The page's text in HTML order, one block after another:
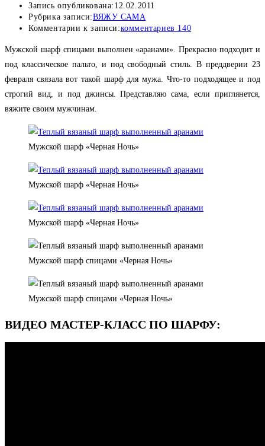
Запись опубликована: 12.02.2011
Рубрика записи:ВЯЖУ САМА
Комментарии к записи:комментариев 140
Мужской шарф спицами выполнен «аранами». Прекрасно подходит и
под классическое пальто, и под свободный стиль. В преддверии 23
февраля связала вот такой шарф для мужа. Что-то подходящее и под
строгий вид, и под джинсы. Представляю сама, если приглянется,
вяжите своим мужчинам.
Мужской шарф «Черная Ночь»
Мужской шарф «Черная Ночь»
Мужской шарф «Черная Ночь»
Мужской шарф спицами «Черная Ночь»
Мужской шарф спицами «Черная Ночь»
ВИДЕО МАСТЕР-КЛАСС ПО ШАРФУ: